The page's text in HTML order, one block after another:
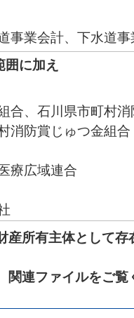
事業会計、下水道事
に加え
合、石川県市町村
消防賞じゅつ金組合
療広域連合
株式会社
産所有主体として
連ファイルをご覧